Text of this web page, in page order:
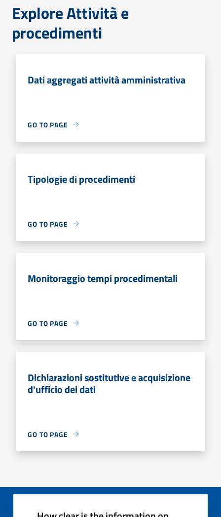
Explore Attività e
procedimenti
Dati aggregati attività amministrativa
GO TO PAGE
Tipologie di procedimenti
GO TO PAGE
Monitoraggio tempi procedimentali
GO TO PAGE
Dichiarazioni sostitutive e acquisizione
d'ufficio dei dati
GO TO PAGE